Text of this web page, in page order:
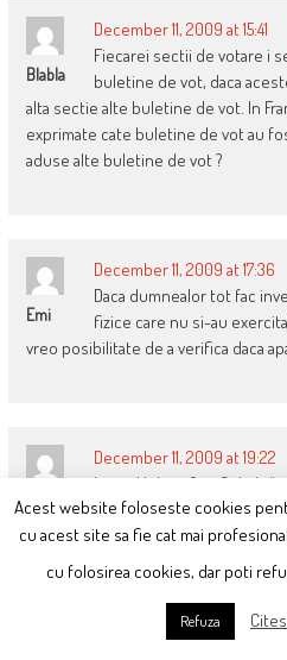
Blabla
December 11, 2009 at 15:41
Fiecarei sectii de votare i
buletine de vot, daca
alta sectie alte buletine de vot. In
exprimate cate buletine de vot au
aduse alte buletine de vot ?
Emi
December 11, 2009 at 17:36
Daca dumnealor tot fac
fizice care nu si-au
vreo posibilitate de a verifica daca
Gianni
December 11, 2009 at 19:22
Incredibil, aia 9 sefi de la
bec-ul da’ acu la tv vad (in
s-a spus (cre ca e legea) ca
ce ajung TOATE buletinele. Hopa, n-
acu s-o mers pe incredere?
Acest website foloseste cookies
cu acest site sa fie cat mai
cu folosirea cookies, dar poti
Refuza